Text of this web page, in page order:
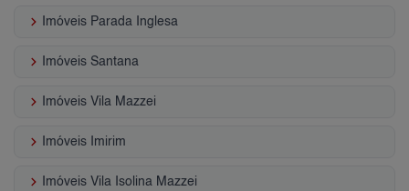
keyboard_arrow_right Imóveis Parada Inglesa
keyboard_arrow_right Imóveis Santana
keyboard_arrow_right Imóveis Vila Mazzei
keyboard_arrow_right Imóveis Imirim
keyboard_arrow_right Imóveis Vila Isolina Mazzei